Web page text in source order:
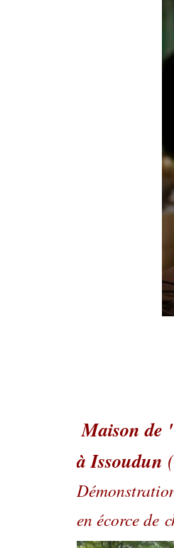
Maison de
à Issoudun
en écorce de